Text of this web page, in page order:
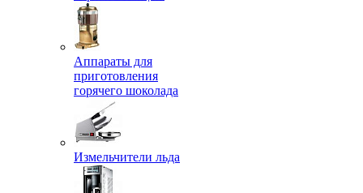
Аппараты для
приготовления
горячего шоколада
Измельчители льда